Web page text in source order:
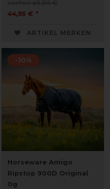
vorher 49,95 €
44,95 € *
ARTIKEL MERKEN
-10%
Horseware Amigo
Ripstop 900D Original
0g